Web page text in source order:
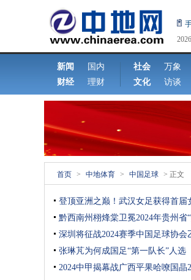
机
新闻
国内
财经
理财
社会
万象
文化
访谈
首页 > 中地体育 > 中国足球 > 正文
登顶亚洲之巅！武汉女足获得首届
黔西南州栩烽棠卫冕2024年贵州省
深圳将征战2024赛季中国足球协会
张琳芃为何成国足“第一队长”人选
2024中甲揭幕战广西平果哈嘹国晶